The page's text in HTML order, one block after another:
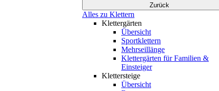
Zurück
Alles zu Klettern
Klettergärten
Übersicht
Sportklettern
Mehrseillänge
Klettergärten für Familien &
Einsteiger
Klettersteige
Übersicht